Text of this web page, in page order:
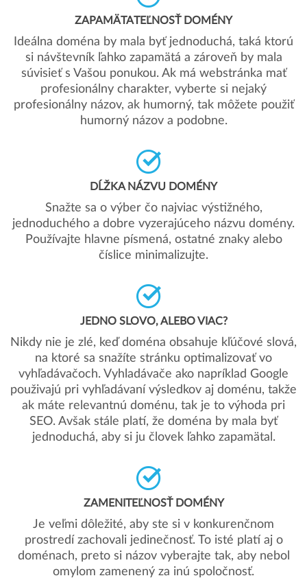
ZAPAMÄTATEĽNOSŤ DOMÉNY
Ideálna doména by mala byť jednoduchá, taká ktorú
si návštevník ľahko zapamätá a zároveň by mala
súvisieť s Vašou ponukou. Ak má webstránka mať
profesionálny charakter, vyberte si nejaký
profesionálny názov, ak humorný, tak môžete použiť
humorný názov a podobne.
DĹŽKA NÁZVU DOMÉNY
Snažte sa o výber čo najviac výstižného,
jednoduchého a dobre vyzerajúceho názvu domény.
Používajte hlavne písmená, ostatné znaky alebo
číslice minimalizujte.
JEDNO SLOVO, ALEBO VIAC?
Nikdy nie je zlé, keď doména obsahuje kľúčové slová,
na ktoré sa snažíte stránku optimalizovať vo
vyhľadávačoch. Vyhladávače ako napríklad Google
použivajú pri vyhľadávaní výsledkov aj doménu, takže
ak máte relevantnú doménu, tak je to výhoda pri
SEO. Avšak stále platí, že doména by mala byť
jednoduchá, aby si ju človek ľahko zapamätal.
ZAMENITEĽNOSŤ DOMÉNY
Je veľmi dôležité, aby ste si v konkurenčnom
prostredí zachovali jedinečnosť. To isté platí aj o
doménach, preto si názov vyberajte tak, aby nebol
omylom zamenený za inú spoločnosť.